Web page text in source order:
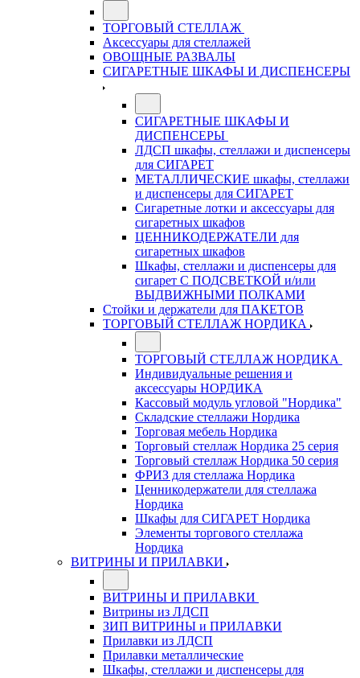
ТОРГОВЫЙ СТЕЛЛАЖ
Аксессуары для стеллажей
ОВОЩНЫЕ РАЗВАЛЫ
СИГАРЕТНЫЕ ШКАФЫ И ДИСПЕНСЕРЫ
СИГАРЕТНЫЕ ШКАФЫ И
ДИСПЕНСЕРЫ
ЛДСП шкафы, стеллажи и диспенсеры
для СИГАРЕТ
МЕТАЛЛИЧЕСКИЕ шкафы, стеллажи
и диспенсеры для СИГАРЕТ
Сигаретные лотки и аксессуары для
сигаретных шкафов
ЦЕННИКОДЕРЖАТЕЛИ для
сигаретных шкафов
Шкафы, стеллажи и диспенсеры для
сигарет С ПОДСВЕТКОЙ и/или
ВЫДВИЖНЫМИ ПОЛКАМИ
Стойки и держатели для ПАКЕТОВ
ТОРГОВЫЙ СТЕЛЛАЖ НОРДИКА
ТОРГОВЫЙ СТЕЛЛАЖ НОРДИКА
Индивидуальные решения и
аксессуары НОРДИКА
Кассовый модуль угловой "Нордика"
Складские стеллажи Нордика
Торговая мебель Нордика
Торговый стеллаж Нордика 25 серия
Торговый стеллаж Нордика 50 серия
ФРИЗ для стеллажа Нордика
Ценникодержатели для стеллажа
Нордика
Шкафы для СИГАРЕТ Нордика
Элементы торгового стеллажа
Нордика
ВИТРИНЫ И ПРИЛАВКИ
ВИТРИНЫ И ПРИЛАВКИ
Витрины из ЛДСП
ЗИП ВИТРИНЫ и ПРИЛАВКИ
Прилавки из ЛДСП
Прилавки металлические
Шкафы, стеллажи и диспенсеры для